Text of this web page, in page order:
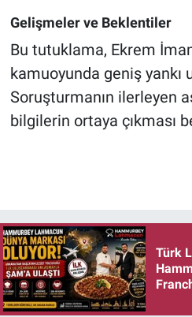
Gelişmeler ve Beklentiler
Bu tutuklama, Ekrem
kamuoyunda geniş yankı
Soruşturmanın ilerleyen
bilgilerin ortaya çıkması
Türk